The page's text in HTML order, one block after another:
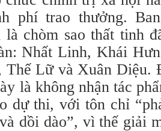
phí trao thưởng.
là chòm sao thất tinh
Nhất Linh, Khái
Lữ và Xuân Diệu.
là không nhận tác
dự thi, với tôn chỉ
dồi dào”, vì thế giải